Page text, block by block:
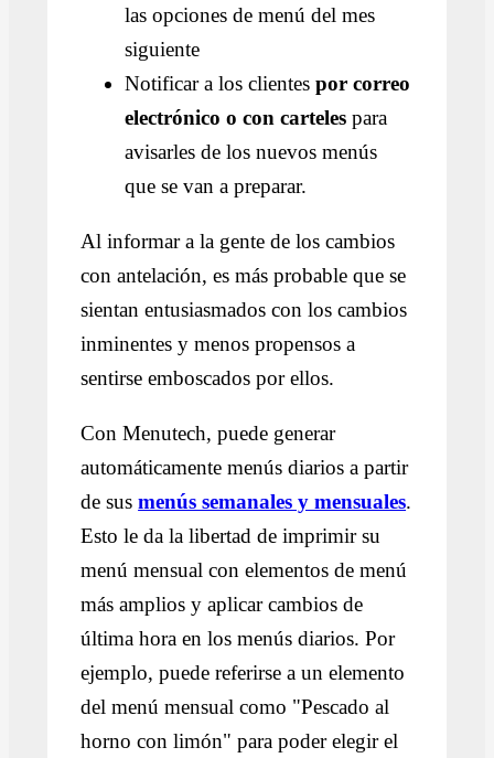
las opciones de menú del mes
siguiente
Notificar a los clientespor correo
electrónico o con cartelespara
avisarles de los nuevos menús
que se van a preparar.
Al informar a la gente de los cambios
con antelación, es más probable que se
sientan entusiasmados con los cambios
inminentes y menos propensos a
sentirse emboscados por ellos.
Con Menutech, puede generar
automáticamente menús diarios a partir
de susmenús semanales y mensuales.
Esto le da la libertad de imprimir su
menú mensual con elementos de menú
más amplios y aplicar cambios de
última hora en los menús diarios. Por
ejemplo, puede referirse a un elemento
del menú mensual como "Pescado al
horno con limón" para poder elegir el